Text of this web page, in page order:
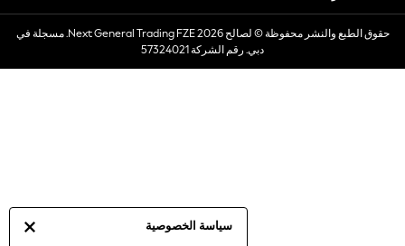
سياسة الخصوصية
Dresses
Occasionwear
Sets & Outfits
Sun Hats & Caps
حقوق الطبع والنشر محفوظة © لصالح 2026 Next General Trading FZE. مسجلة في
دبي. رقم الشركة 57324021